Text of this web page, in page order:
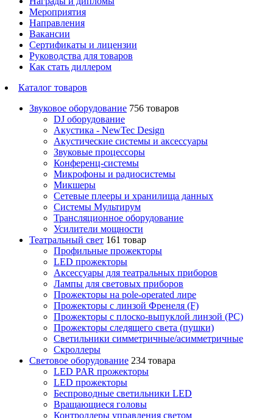
Мероприятия
Направления
Вакансии
Сертификаты и лицензии
Руководства для товаров
Как стать диллером
Каталог товаров
Звуковое оборудование 756 товаров
DJ оборудование
Акустика - NewTec Design
Акустические системы и аксессуары
Звуковые процессоры
Конференц-системы
Микрофоны и радиосистемы
Микшеры
Сетевые плееры и хранилища данных
Системы Мультирум
Трансляционное оборудование
Усилители мощности
Театральный свет 161 товар
Профильные прожекторы
LED прожекторы
Аксессуары для театральных приборов
Лампы для световых приборов
Прожекторы на pole-operated лире
Прожекторы с линзой Френеля (F)
Прожекторы с плоско-выпуклой линзой (PC)
Прожекторы следящего света (пушки)
Светильники симметричные/асимметричные
Скроллеры
Световое оборудование 234 товара
LED PAR прожекторы
LED прожекторы
Беспроводные светильники LED
Вращающиеся головы
Контроллеры управления светом